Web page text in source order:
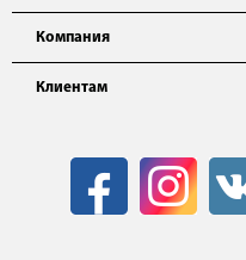
Компания
Клиентам